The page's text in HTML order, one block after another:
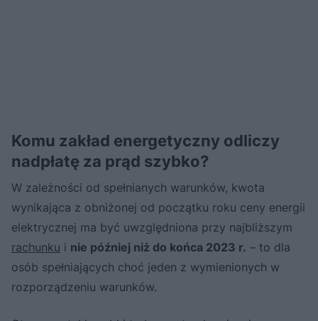
Komu zakład energetyczny odliczy
nadpłatę za prąd szybko?
W zależności od spełnianych warunków, kwota
wynikająca z obniżonej od początku roku ceny energii
elektrycznej ma być uwzględniona przy najbliższym
rachunku i nie później niż do końca 2023 r. – to dla
osób spełniających choć jeden z wymienionych w
rozporządzeniu warunków.